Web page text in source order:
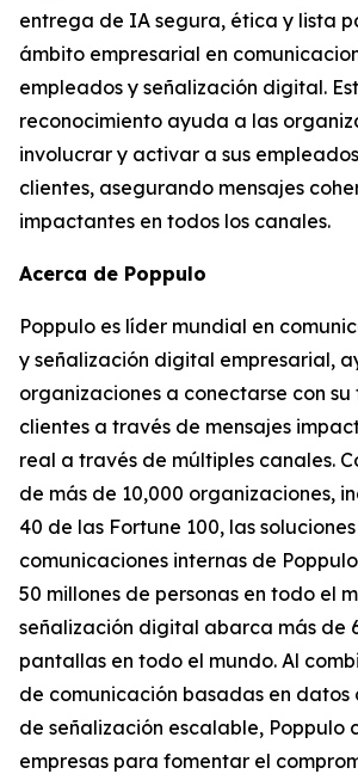
entrega de IA segura, ética y lista
ámbito empresarial en
empleados y señalización digital.
reconocimiento ayuda a las
involucrar y activar a sus
clientes, asegurando mensajes
impactantes en todos los canales.
Acerca de Poppulo
Poppulo es líder mundial en
y señalización digital empresarial,
organizaciones a conectarse con
clientes a través de mensajes
real a través de múltiples canales.
de más de 10,000 organizaciones,
40 de las Fortune 100, las
comunicaciones internas de
50 millones de personas en todo el
señalización digital abarca más de
pantallas en todo el mundo. Al
de comunicación basadas en datos
de señalización escalable, Poppulo
empresas para fomentar el